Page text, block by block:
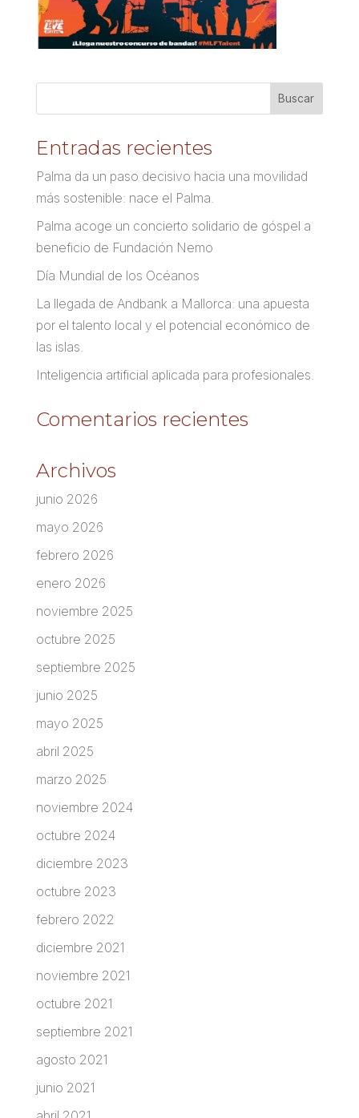
Entradas recientes
Palma da un paso decisivo hacia una movilidad
más sostenible: nace el Palma.
Palma acoge un concierto solidario de góspel a
beneficio de Fundación Nemo
Día Mundial de los Océanos
La llegada de Andbank a Mallorca: una apuesta
por el talento local y el potencial económico de
las islas.
Inteligencia artificial aplicada para profesionales.
Comentarios recientes
Archivos
junio 2026
mayo 2026
febrero 2026
enero 2026
noviembre 2025
octubre 2025
septiembre 2025
junio 2025
mayo 2025
abril 2025
marzo 2025
noviembre 2024
octubre 2024
diciembre 2023
octubre 2023
febrero 2022
diciembre 2021
noviembre 2021
octubre 2021
septiembre 2021
agosto 2021
junio 2021